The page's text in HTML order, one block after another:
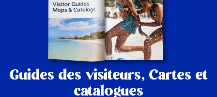
Guides des visiteurs, Cartes et
catalogues